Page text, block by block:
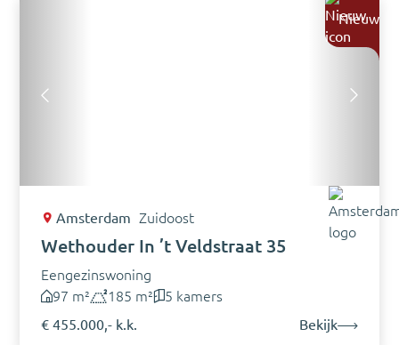
Nieuw
Amsterdam Zuidoost
Wethouder In ’t Veldstraat 35
Eengezinswoning
97 m²
185 m²
5 kamers
€ 455.000,- k.k.
Bekijk